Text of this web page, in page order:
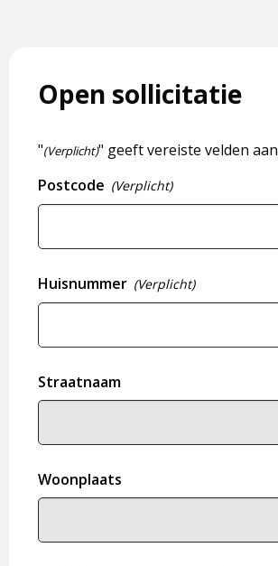
Open sollicitatie
"(Verplicht)" geeft vereiste velden aan
Postcode (Verplicht)
Huisnummer (Verplicht)
Straatnaam
Woonplaats